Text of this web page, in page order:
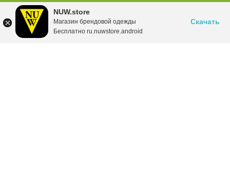
NUW.store
Магазин брендовой одежды
Бесплатно ru.nuwstore.android
Скачать